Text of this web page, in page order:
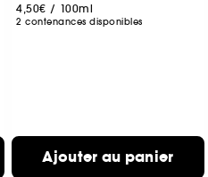
4,50€ / 100ml
2 contenances disponibles
Ajouter au panier